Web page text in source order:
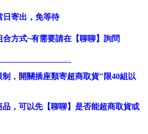
寄出，免等待
方式~有需要請在【聊聊】詢問
，開關插座類寄超商取貨"限40組以
，可以先【聊聊】是否能超商取貨或